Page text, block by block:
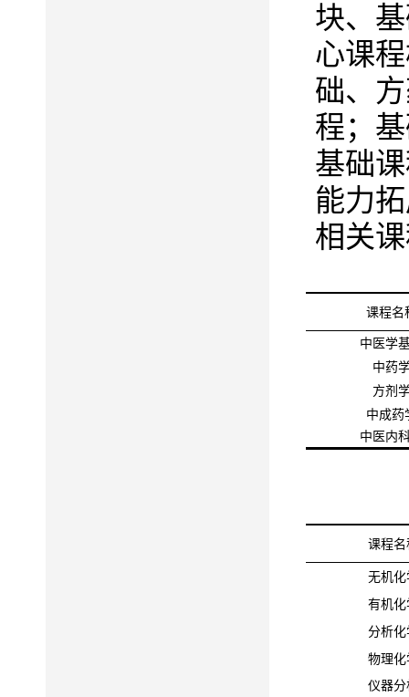
块、
心课
础、
程；
基础
能力
相关
课程名
中医学
中药
方剂
中成药
中医内
课程名
无机化
有机化
分析化
物理化
仪器分